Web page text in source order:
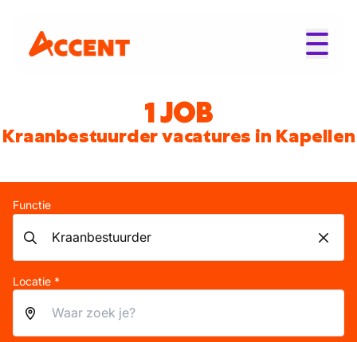
1 JOB
Kraanbestuurder vacatures in Kapellen
Functie
Locatie *